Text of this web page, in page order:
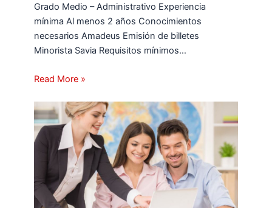
Grado Medio – Administrativo Experiencia
mínima Al menos 2 años Conocimientos
necesarios Amadeus Emisión de billetes
Minorista Savia Requisitos mínimos…
Read More »